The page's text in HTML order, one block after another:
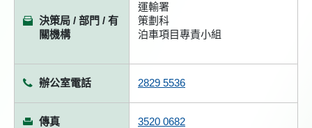
決策局 / 部門 / 有
關機構
運輸署
策劃科
泊車項目專責小組
辦公室電話 2829 5536
傳真 3520 0682